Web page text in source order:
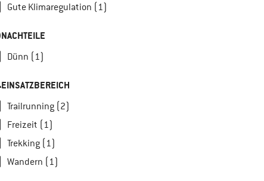
Gute Klimaregulation (1)
NACHTEILE
Dünn (1)
EINSATZBEREICH
Trailrunning (2)
Freizeit (1)
Trekking (1)
Wandern (1)